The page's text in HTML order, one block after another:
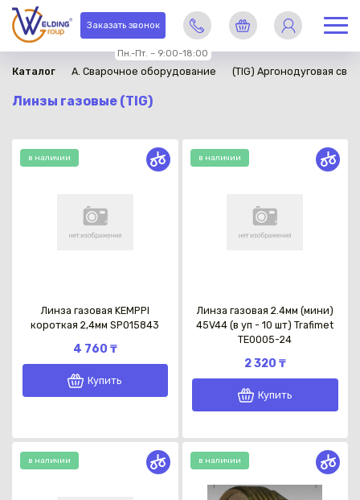
Заказать звонок
Пн.-Пт. – 9:00-18:00
Каталог A. Сварочное оборудование (TIG) Аргонодуговая
Линзы газовые (TIG)
в наличии
Линза газовая KEMPPI
короткая 2,4мм SP015843
4 760 ₸
Купить
в наличии
Линза газовая 2.4мм (мини)
45V44 (в уп - 10 шт) Trafimet
TE0005-24
2 320 ₸
Купить
в наличии в наличии